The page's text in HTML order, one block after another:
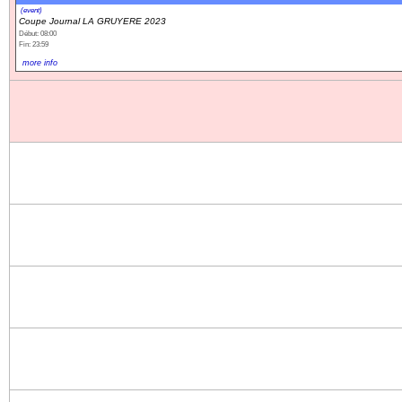
(event)
Coupe Journal LA GRUYERE 2023
Début: 08:00
Fin: 23:59
more info